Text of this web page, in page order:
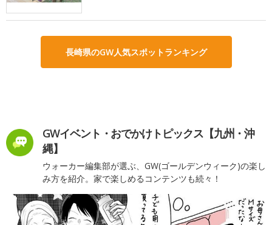
長崎県のGW人気スポットランキング
GWイベント・おでかけトピックス【九州・沖
縄】
ウォーカー編集部が選ぶ、GW(ゴールデンウィーク)の楽し
み方を紹介。家で楽しめるコンテンツも続々！